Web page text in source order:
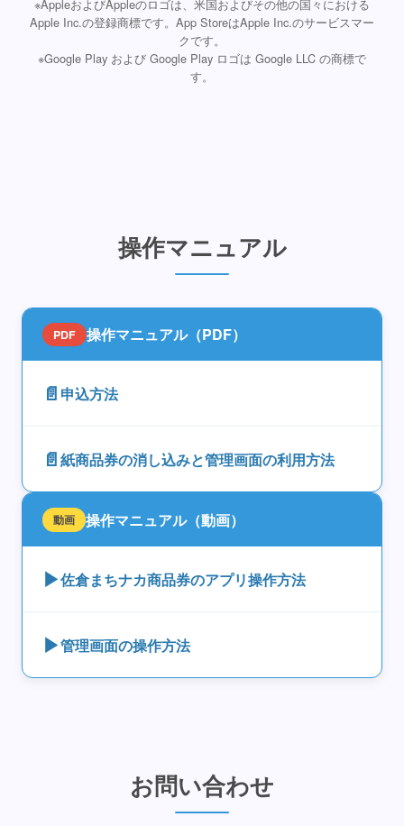
※AppleおよびAppleのロゴは、米国およびその他の国々における
Apple Inc.の登録商標です。App StoreはApple Inc.のサービスマー
クです。
※Google Play および Google Play ロゴは Google LLC の商標で
す。
操作マニュアル
PDF 操作マニュアル（PDF）
📄 申込方法
📄紙商品券の消し込みと管理画面の利用方法
動画 操作マニュアル（動画）
▶佐倉まちナカ商品券のアプリ操作方法
▶管理画面の操作方法
お問い合わせ